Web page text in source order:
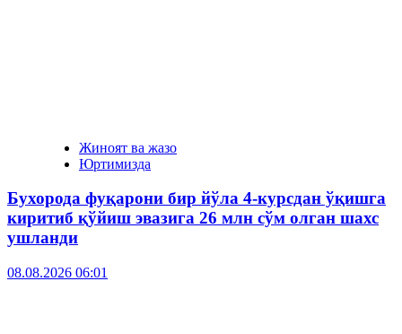
Жиноят ва жазо
Юртимизда
Бухорода фуқарони бир йўла 4-курсдан ўқишга
киритиб қўйиш эвазига 26 млн сўм олган шахс
ушланди
08.08.2026 06:01